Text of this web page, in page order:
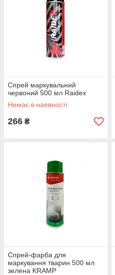
Спрей маркувальний
червоний 500 мл Raidex
Немає в наявності
266 ₴
Спрей-фарба для
маркування тварин 500 мл
зелена KRAMP